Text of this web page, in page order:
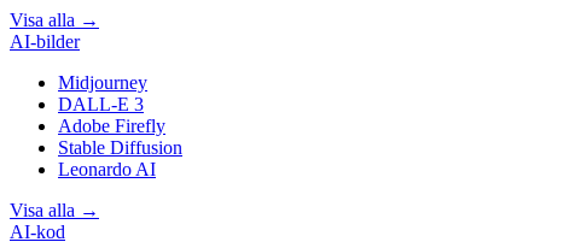
Visa alla →
AI-bilder
Midjourney
DALL-E 3
Adobe Firefly
Stable Diffusion
Leonardo AI
Visa alla →
AI-kod